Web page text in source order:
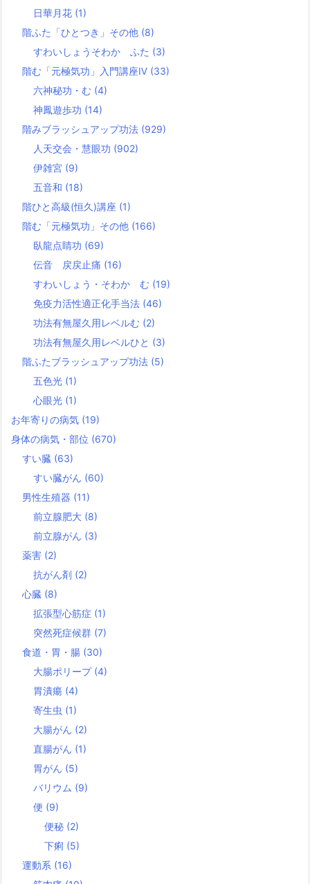
日華月花 (1)
階ふた「ひとつき」その他 (8)
すわいしょうそわか ふた (3)
階む「元極気功」入門講座Ⅳ (33)
六神秘功・む (4)
神鳳遊歩功 (14)
階みブラッシュアップ功法 (929)
人天交会・慧眼功 (902)
伊雑宮 (9)
五音和 (18)
階ひと高級(恒久)講座 (1)
階む「元極気功」その他 (166)
臥龍点睛功 (69)
伝音 戻戻止痛 (16)
すわいしょう・そわか む (19)
免疫力活性適正化手当法 (46)
功法有無屋久用レベルむ (2)
功法有無屋久用レベルひと (3)
階ふたブラッシュアップ功法 (5)
五色光 (1)
心眼光 (1)
お年寄りの病気 (19)
身体の病気・部位 (670)
すい臓 (63)
すい臓がん (60)
男性生殖器 (11)
前立腺肥大 (8)
前立腺がん (3)
薬害 (2)
抗がん剤 (2)
心臓 (8)
拡張型心筋症 (1)
突然死症候群 (7)
食道・胃・腸 (30)
大腸ポリープ (4)
胃潰瘍 (4)
寄生虫 (1)
大腸がん (2)
直腸がん (1)
胃がん (5)
バリウム (9)
便 (9)
便秘 (2)
下痢 (5)
運動系 (16)